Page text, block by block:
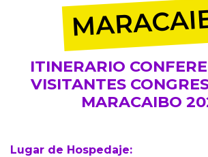
ITINERARIO
VISITANTES
MARACAIBO
Lugar de Hospedaje: